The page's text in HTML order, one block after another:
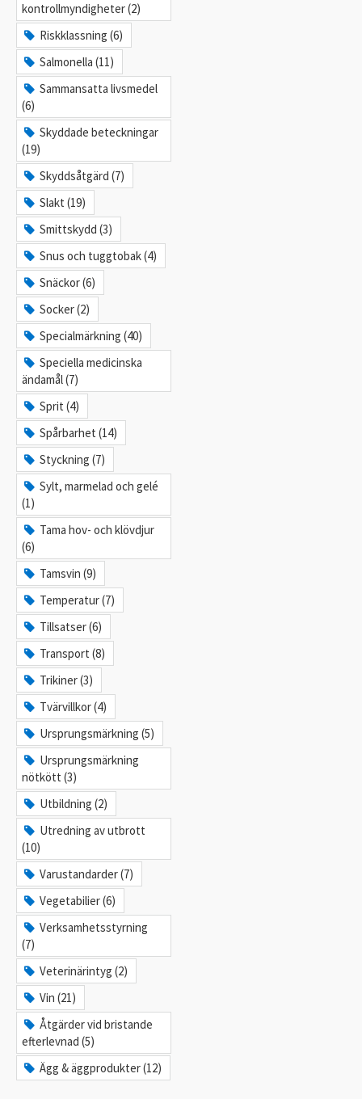
kontrollmyndigheter (2)
Riskklassning (6)
Salmonella (11)
Sammansatta livsmedel
(6)
Skyddade beteckningar
(19)
Skyddsåtgärd (7)
Slakt (19)
Smittskydd (3)
Snus och tuggtobak (4)
Snäckor (6)
Socker (2)
Specialmärkning (40)
Speciella medicinska
ändamål (7)
Sprit (4)
Spårbarhet (14)
Styckning (7)
Sylt, marmelad och gelé
(1)
Tama hov- och klövdjur
(6)
Tamsvin (9)
Temperatur (7)
Tillsatser (6)
Transport (8)
Trikiner (3)
Tvärvillkor (4)
Ursprungsmärkning (5)
Ursprungsmärkning
nötkött (3)
Utbildning (2)
Utredning av utbrott
(10)
Varustandarder (7)
Vegetabilier (6)
Verksamhetsstyrning
(7)
Veterinärintyg (2)
Vin (21)
Åtgärder vid bristande
efterlevnad (5)
Ägg & äggprodukter (12)